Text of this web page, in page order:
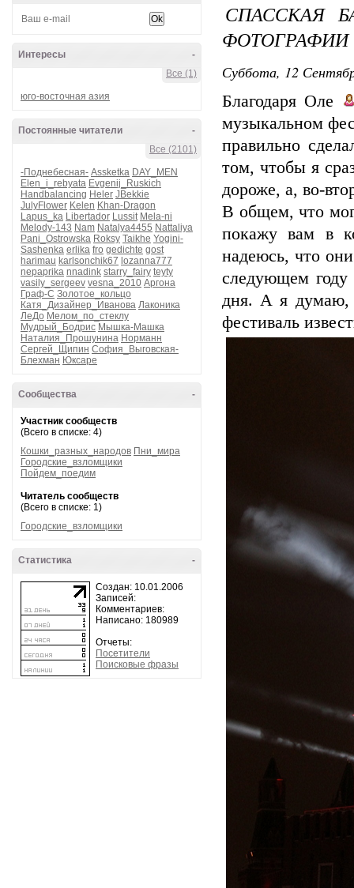
-
Интересы
Все (1)
юго-восточная азия
-
Постоянные читатели
Все (2101)
-Поднебесная- Assketka DAY_MEN
Elen_i_rebyata Evgenij_Ruskich
Handbalancing Heler JBekkie
JulyFlower Kelen Khan-Dragon
Lapus_ka Libertador Lussit Mela-ni
Melody-143 Nam Natalya4455 Nattaliya
Pani_Ostrowska Roksy Taikhe Yogini-
Sashenka erlika fro gedichte gost
harimau karlsonchik67 lozanna777
nepaprika nnadink starry_fairy teyty
vasily_sergeev vesna_2010 Аргона
Граф-С Золотое_кольцо
Катя_Дизайнер_Иванова Лаконика
ЛеДо Мелом_по_стеклу
Мудрый_Бодрис Мышка-Машка
Наталия_Прошунина Норманн
Сергей_Щипин София_Выговская-
Блехман Юксаре
-
Сообщества
Участник сообществ
(Всего в списке: 4)
Кошки_разных_народов Пни_мира
Городские_взломщики
Пойдем_поедим
Читатель сообществ
(Всего в списке: 1)
Городские_взломщики
-
Статистика
Создан: 10.01.2006
Записей:
Комментариев:
Написано: 180989
Отчеты:
Посетители
Поисковые фразы
СПАССКАЯ
ФОТОГРАФИИ
Суббота, 12
Благодаря Оле
музыкальном
правильно
том, чтобы я
дороже, а, во-
В общем, что
покажу вам в
надеюсь, что
следующем
дня. А я думаю,
фестиваль